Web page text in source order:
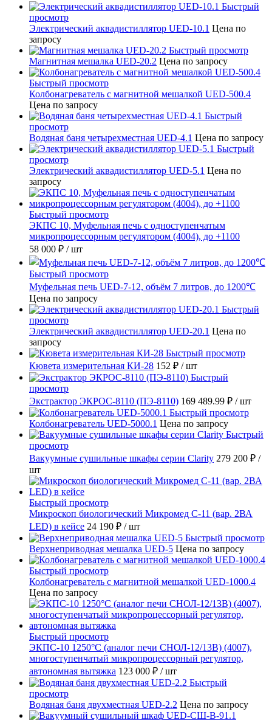
Быстрый
просмотр
Электрический аквадистиллятор UED-10.1 Цена по
запросу
Быстрый просмотр
Магнитная мешалка UED-20.2 Цена по запросу
Быстрый просмотр
Колбонагреватель с магнитной мешалкой UED-500.4
Цена по запросу
Быстрый
просмотр
Водяная баня четырехместная UED-4.1 Цена по запросу
Быстрый
просмотр
Электрический аквадистиллятор UED-5.1 Цена по
запросу
Быстрый просмотр
ЭКПС 10, Муфельная печь с одноступенчатым
микропроцессорным регулятором (4004), до +1100
58 000 ₽ / шт
Быстрый просмотр
Муфельная печь UED-7-12, объём 7 литров, до 1200℃
Цена по запросу
Быстрый
просмотр
Электрический аквадистиллятор UED-20.1 Цена по
запросу
Быстрый просмотр
Кювета измерительная КИ-28 152 ₽ / шт
Быстрый
просмотр
Экстрактор ЭКРОС-8110 (ПЭ-8110) 169 489.99 ₽ / шт
Быстрый просмотр
Колбонагреватель UED-5000.1 Цена по запросу
Быстрый
просмотр
Вакуумные сушильные шкафы серии Clarity 279 200 ₽ /
шт
Быстрый просмотр
Микроскоп биологический Микромед С-11 (вар. 2ВА
LED) в кейсе 24 190 ₽ / шт
Быстрый просмотр
Верхнеприводная мешалка UED-5 Цена по запросу
Быстрый просмотр
Колбонагреватель с магнитной мешалкой UED-1000.4
Цена по запросу
Быстрый просмотр
ЭКПС-10 1250°С (аналог печи СНОЛ-12/13В) (4007),
многоступенчатый микропроцессорный регулятор,
автономная вытяжка 123 000 ₽ / шт
Быстрый
просмотр
Водяная баня двухместная UED-2.2 Цена по запросу